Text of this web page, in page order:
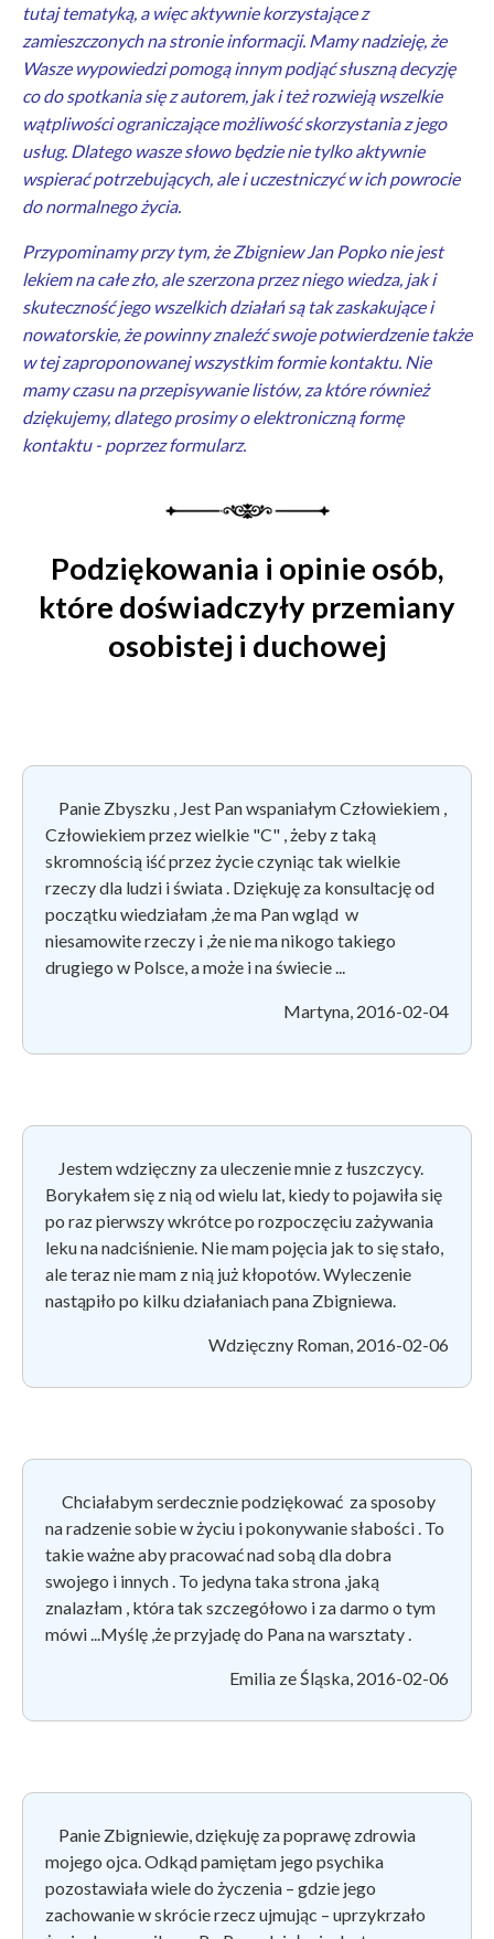
tutaj tematyką, a więc aktywnie korzystające z
zamieszczonych na stronie informacji. Mamy nadzieję, że
Wasze wypowiedzi pomogą innym podjąć słuszną decyzję
co do spotkania się z autorem, jak i też rozwieją wszelkie
wątpliwości ograniczające możliwość skorzystania z jego
usług. Dlatego wasze słowo będzie nie tylko aktywnie
wspierać potrzebujących, ale i uczestniczyć w ich powrocie
do normalnego życia.
Przypominamy przy tym, że Zbigniew Jan Popko nie jest
lekiem na całe zło, ale szerzona przez niego wiedza, jak i
skuteczność jego wszelkich działań są tak zaskakujące i
nowatorskie, że powinny znaleźć swoje potwierdzenie także
w tej zaproponowanej wszystkim formie kontaktu. Nie
mamy czasu na przepisywanie listów, za które również
dziękujemy, dlatego prosimy o elektroniczną formę
kontaktu - poprzez formularz.
Podziękowania i opinie osób,
które doświadczyły przemiany
osobistej i duchowej
Panie Zbyszku , Jest Pan wspaniałym Człowiekiem ,
Człowiekiem przez wielkie "C" , żeby z taką
skromnością iść przez życie czyniąc tak wielkie
rzeczy dla ludzi i świata . Dziękuję za konsultację od
początku wiedziałam ,że ma Pan wgląd w
niesamowite rzeczy i ,że nie ma nikogo takiego
drugiego w Polsce, a może i na świecie ...
Martyna, 2016-02-04
Jestem wdzięczny za uleczenie mnie z łuszczycy.
Borykałem się z nią od wielu lat, kiedy to pojawiła się
po raz pierwszy wkrótce po rozpoczęciu zażywania
leku na nadciśnienie. Nie mam pojęcia jak to się stało,
ale teraz nie mam z nią już kłopotów. Wyleczenie
nastąpiło po kilku działaniach pana Zbigniewa.
Wdzięczny Roman, 2016-02-06
Chciałabym serdecznie podziękować za sposoby
na radzenie sobie w życiu i pokonywanie słabości . To
takie ważne aby pracować nad sobą dla dobra
swojego i innych . To jedyna taka strona ,jaką
znalazłam , która tak szczegółowo i za darmo o tym
mówi ...Myślę ,że przyjadę do Pana na warsztaty .
Emilia ze Śląska, 2016-02-06
Panie Zbigniewie, dziękuję za poprawę zdrowia
mojego ojca. Odkąd pamiętam jego psychika
pozostawiała wiele do życzenia – gdzie jego
zachowanie w skrócie rzecz ujmując – uprzykrzało